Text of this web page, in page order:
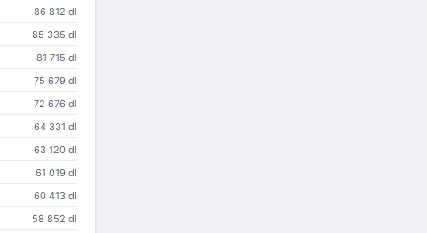
86 812 dl
85 335 dl
81 715 dl
75 679 dl
72 676 dl
64 331 dl
63 120 dl
61 019 dl
60 413 dl
58 852 dl